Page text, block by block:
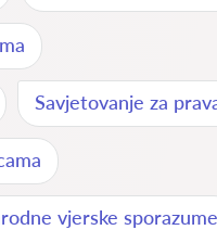
Savjetovanje za
vjerske sporazume